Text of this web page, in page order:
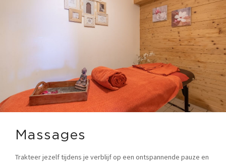
Massages
Trakteer jezelf tijdens je verblijf op een ontspannende pauze en